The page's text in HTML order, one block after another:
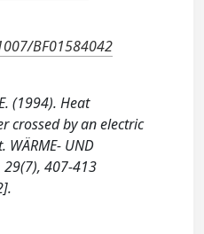
BF01584042
(1994). Heat
crossed by an electric
UND
29(7), 407-413